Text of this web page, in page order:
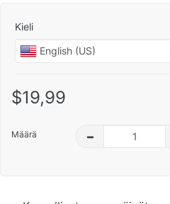
Kieli
$19,99
Määrä –